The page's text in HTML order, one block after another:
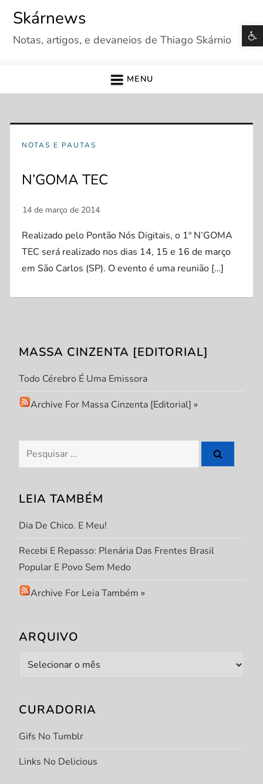
content
Skárnews
Notas, artigos, e devaneios de Thiago Skárnio
MENU
NOTAS E PAUTAS
N’GOMA TEC
Realizado pelo Pontão Nós Digitais, o 1º N’GOMA
TEC será realizado nos dias 14, 15 e 16 de março
em São Carlos (SP). O evento é uma reunião […]
MASSA CINZENTA [EDITORIAL]
Todo Cérebro É Uma Emissora
Archive For Massa Cinzenta [Editorial] »
Pesquisar
por:
LEIA TAMBÉM
Dia De Chico. E Meu!
Recebi E Repasso: Plenária Das Frentes Brasil
Popular E Povo Sem Medo
Archive For Leia Também »
ARQUIVO
Arquivo
CURADORIA
Gifs No Tumblr
Links No Delicious